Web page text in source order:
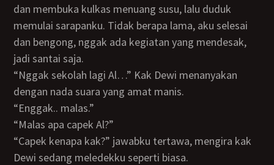
dan membuka kulkas menuang susu, lalu duduk
memulai sarapanku. Tidak berapa lama, aku selesai
dan bengong, nggak ada kegiatan yang mendesak,
jadi santai saja.
“Nggak sekolah lagi Al…” Kak Dewi menanyakan
dengan nada suara yang amat manis.
“Enggak.. malas.”
“Malas apa capek Al?”
“Capek kenapa kak?” jawabku tertawa, mengira kak
Dewi sedang meledekku seperti biasa.